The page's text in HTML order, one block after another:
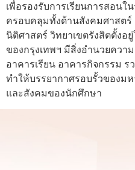
เพื่อรองรับการเรียนการสอนใ
ครอบคลุมทั้งด้านสังคมศาสตร์
นิติศาสตร์ วิทยาเขตรังสิตตั้ง
ของกรุงเทพฯ มีสิ่งอำนวยคว
อาคารเรียน อาคารกิจกรรม
ทำให้บรรยากาศรอบรั้วของม
และสังคมของนักศึกษา